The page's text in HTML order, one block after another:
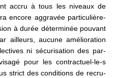
accru à tous les niveaux de
encore aggra­vée par­ti­cu­liè­re­
à durée déter­mi­née pou­vant
ailleurs, aucune amé­lio­ra­tion
ni sécu­ri­sa­tion des par­
pour les contrac­tuel-le-s
strict des condi­tions de recru­